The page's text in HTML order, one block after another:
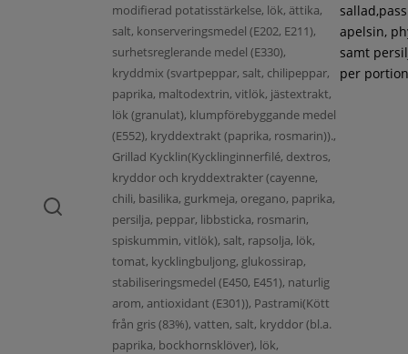
modifierad potatisstärkelse, lök, ättika,
salt, konserveringsmedel (E202, E211),
surhetsreglerande medel (E330),
kryddmix (svartpeppar, salt, chilipeppar,
paprika, maltodextrin, vitlök, jästextrakt,
lök (granulat), klumpförebyggande medel
(E552), kryddextrakt (paprika, rosmarin)).,
Grillad Kycklin(Kycklinginnerfilé, dextros,
kryddor och kryddextrakter (cayenne,
chili, basilika, gurkmeja, oregano, paprika,
persilja, peppar, libbsticka, rosmarin,
spiskummin, vitlök), salt, rapsolja, lök,
tomat, kycklingbuljong, glukossirap,
stabiliseringsmedel (E450, E451), naturlig
arom, antioxidant (E301)), Pastrami(Kött
från gris (83%), vatten, salt, kryddor (bl.a.
paprika, bockhornsklöver), lök,
apelsin,
samt
per